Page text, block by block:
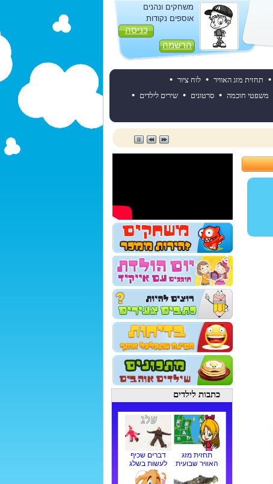
משחקים ונהנים
אוספים נקודות
כניסה
הרשמה
• תחזית מזג האוויר • לוח ציור •
משפטי חוכמה • סרטונים • שירים לילדים •
כתבות לילדים
תחזית מזג
האוויר שבועית
דברים שכיף
לעשות בשלג